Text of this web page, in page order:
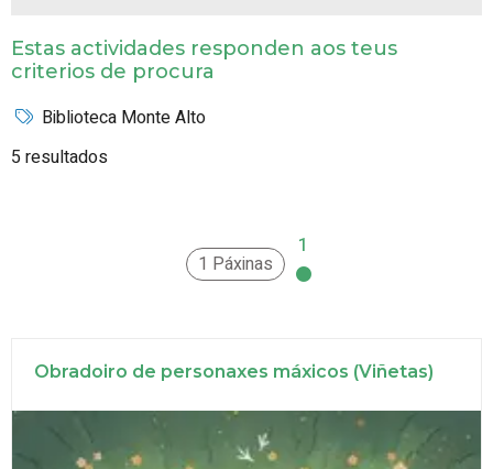
Estas actividades responden aos teus
criterios de procura
Biblioteca Monte Alto
5 resultados
1 Páxinas
1
Obradoiro de personaxes máxicos (Viñetas)